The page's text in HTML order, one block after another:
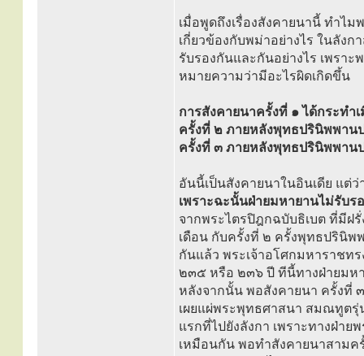
เมื่อพูดถึงเรื่องสังคายนานี้ ทำไม
เกี่ยวข้องกับพม่าอย่างไร ในลังก
รับรองกันและกันอย่างไร เพรา
หมายความว่ามีอะไรผิดเกิดขึ้น
การสังคายนาครั้งที่ ๑ ได้กระทำ
ครั้งที่ ๒ ภายหลังพุทธปรินิพพาน
ครั้งที่ ๓ ภายหลังพุทธปรินิพพา
อันนี้เป็นสังคายนาในอินเดีย แต่
เพราะฉะนั้นฝ่ายมหายานไม่รับร
จากพระไตรปิฎกฉบับธิเบต ที่มีฝ
เดือน กับครั้งที่ ๒ ครั้งพุทธปรินิพ
กันแล้ว พระเจ้าอโศกมหาราช
๒๓๕ หรือ ๒๓๖ ปี ทีนี้ทางฝ่ายมห
หลังจากนั้น พอสังคายนา ครั้งที่
เผยแผ่พระพุทธศาสนา สมณทูต
แรกที่ไปยังลังกา เพราะทางฝ่า
เหมือนกัน พอทำสังคายนาสามค